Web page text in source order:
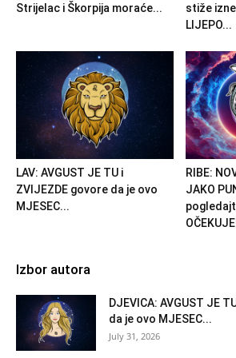
Strijelac i Škorpija moraće...
stiže
LIJEPO...
LAV: AVGUST JE TU i
ZVIJEZDE govore da je ovo
MJESEC...
RIBE:
JAKO
Izbor autora
DJEVICA: AVGUST JE
da je ovo MJESEC...
July 31, 2026